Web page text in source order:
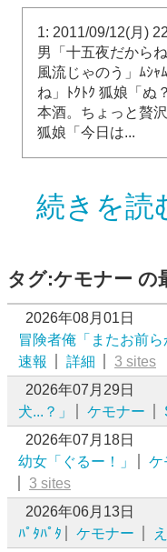
1: 2011/09/12(月)
男「十五夜だから
風流じゃのう」ﾑｼｬ
ね」ﾄｸﾄｸ 狐娘「ぬ
本酒。ちょっと贅
狐娘「今日は...
続きを読
タグ:ケモナー の
2026年08月01日
冒険者俺「またお前ら
速報
詳細
3 sites
2026年07月29日
犬...？」
ケモナー
2026年07月18日
幼女「ぐるー！」
ケ
3 sites
2026年06月13日
ﾊﾟﾀﾊﾟﾀ
ケモナー